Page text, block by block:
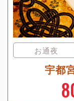
お通夜
宇都